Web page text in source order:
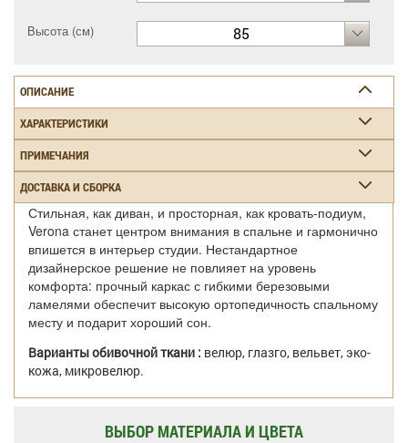
Высота (см) 85
ОПИСАНИЕ
ХАРАКТЕРИСТИКИ
ПРИМЕЧАНИЯ
ДОСТАВКА И СБОРКА
Стильная, как диван, и просторная, как кровать-подиум,
Verona станет центром внимания в спальне и гармонично
впишется в интерьер студии. Нестандартное
дизайнерское решение не повлияет на уровень
комфорта: прочный каркас с гибкими березовыми
ламелями обеспечит высокую ортопедичность спальному
месту и подарит хороший сон.
Варианты обивочной ткани : велюр, глазго, вельвет, эко-
кожа, микровелюр.
ВЫБОР МАТЕРИАЛА И ЦВЕТА